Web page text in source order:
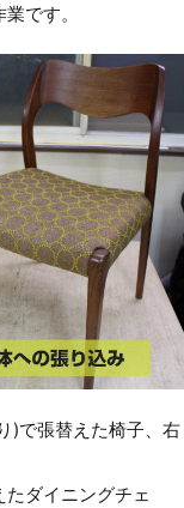
です。
)で張替えた椅子、右
ダイニングチェ